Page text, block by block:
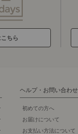
ちら
ヘルプ・お問い合わせ
初めての方へ
お届けについて
お支払い方法について